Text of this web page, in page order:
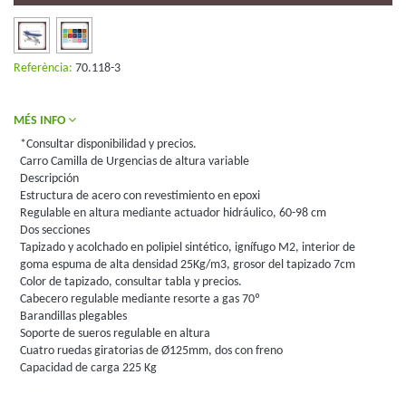
Referència: 70.118-3
MÉS INFO
*Consultar disponibilidad y precios.
Carro Camilla de Urgencias de altura variable
Descripción
Estructura de acero con revestimiento en epoxi
Regulable en altura mediante actuador hidráulico, 60-98 cm
Dos secciones
Tapizado y acolchado en polipiel sintético, ignífugo M2, interior de
goma espuma de alta densidad 25Kg/m3, grosor del tapizado 7cm
Color de tapizado, consultar tabla y precios.
Cabecero regulable mediante resorte a gas 70º
Barandillas plegables
Soporte de sueros regulable en altura
Cuatro ruedas giratorias de Ø125mm, dos con freno
Capacidad de carga 225 Kg